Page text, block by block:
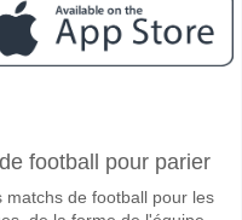
19 April 2026 14:00.
gagner entre Nottm
football pour parier
de football pour les